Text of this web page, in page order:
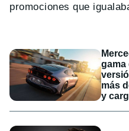
promociones que
gama
más
y